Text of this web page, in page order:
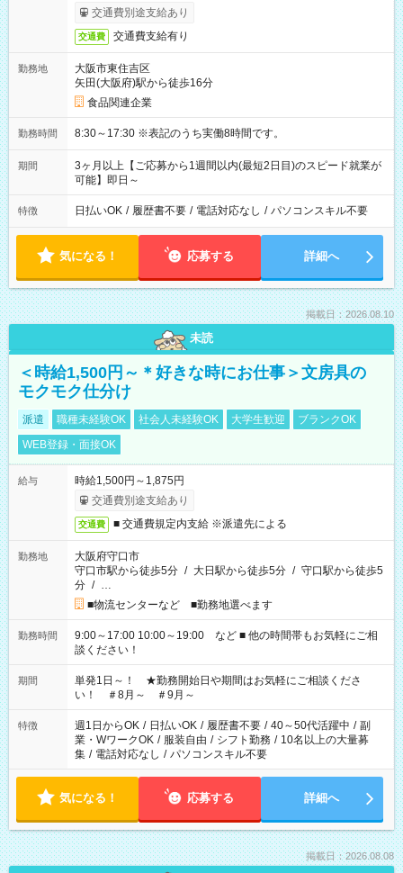
交通費別途支給あり
交通費 交通費支給有り
勤務地
大阪市東住吉区
矢田(大阪府)駅から徒歩16分
食品関連企業
勤務時間 8:30～17:30 ※表記のうち実働8時間です。
期間
3ヶ月以上【ご応募から1週間以内(最短2日目)のスピード就業が
可能】即日～
特徴 日払いOK / 履歴書不要 / 電話対応なし / パソコンスキル不要
気になる！ 応募する 詳細へ
掲載日：2026.08.10
未読
＜時給1,500円～＊好きな時にお仕事＞文房具の
モクモク仕分け
派遣 職種未経験OK 社会人未経験OK 大学生歓迎
ブランクOK
WEB登録・面接OK
給与
時給1,500円～1,875円
交通費別途支給あり
交通費 ■ 交通費規定内支給 ※派遣先による
勤務地
大阪府守口市
守口市駅から徒歩5分 / 大日駅から徒歩5分 / 守口駅から徒歩5
分 / …
■物流センターなど ■勤務地選べます
勤務時間
9:00～17:00 10:00～19:00 など ■ 他の時間帯もお気軽にご相
談ください！
期間
単発1日～！ ★勤務開始日や期間はお気軽にご相談くださ
い！ ＃8月～ ＃9月～
特徴 週1日からOK / 日払いOK / 履歴書不要 / 40～50代活躍中 / 副
業・WワークOK / 服装自由 / シフト勤務 / 10名以上の大量募
集 / 電話対応なし / パソコンスキル不要
気になる！ 応募する 詳細へ
掲載日：2026.08.08